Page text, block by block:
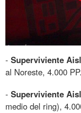
-Superviviente
al Noreste, 4.000 PP.
-Superviviente
medio del ring),